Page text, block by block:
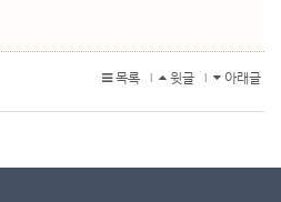
목록 l 윗글 l 아래글